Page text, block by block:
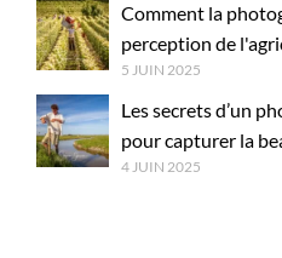
Comment la
perception de
5 JUIN 2025
Les secrets d’un
pour capturer la
4 JUIN 2025